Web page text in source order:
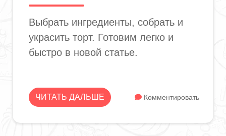
Выбрать ингредиенты, собрать и
украсить торт. Готовим легко и
быстро в новой статье.
ЧИТАТЬ ДАЛЬШЕ Комментировать